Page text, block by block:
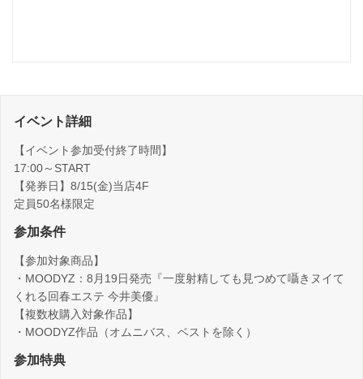
イベント詳細
【イベント参加受付終了時間】
17:00～START
【発券日】8/15(金)当店4F
定員50名様限定
参加条件
【参加対象商品】
・MOODYZ：8月19日発売『一度射精しても見つめて囁きヌイて
くれる回春エステ 今井美優』
【複数枚購入対象作品】
・MOODYZ作品（オムニバス、ベストを除く）
参加特典